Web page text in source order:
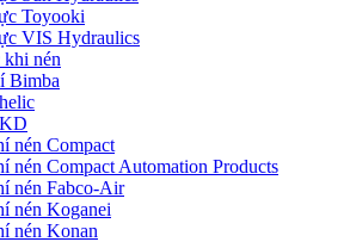
Toyooki
VIS Hydraulics
nén
Bimba
nén Compact
nén Compact Automation Products
nén Fabco-Air
nén Koganei
nén Konan